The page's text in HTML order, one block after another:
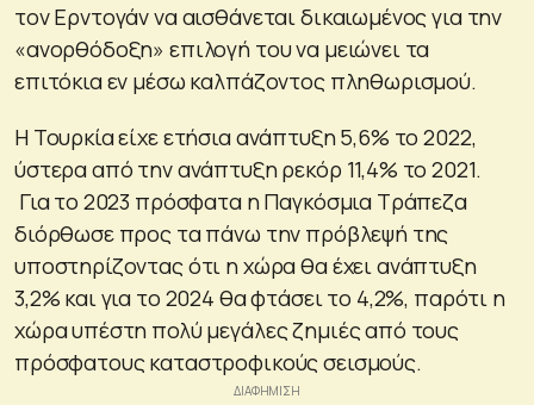
τον Ερντογάν να αισθάνεται δικαιωμένος για την
«ανορθόδοξη» επιλογή του να μειώνει τα
επιτόκια εν μέσω καλπάζοντος πληθωρισμού.
Η Τουρκία είχε ετήσια ανάπτυξη 5,6% το 2022,
ύστερα από την ανάπτυξη ρεκόρ 11,4% το 2021.
Για το 2023 πρόσφατα η Παγκόσμια Τράπεζα
διόρθωσε προς τα πάνω την πρόβλεψή της
υποστηρίζοντας ότι η χώρα θα έχει ανάπτυξη
3,2% και για το 2024 θα φτάσει το 4,2%, παρότι η
χώρα υπέστη πολύ μεγάλες ζημιές από τους
πρόσφατους καταστροφικούς σεισμούς.